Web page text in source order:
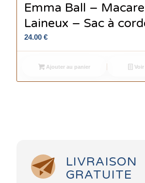
Emma Ball –
Laineux – Sac à
24.00 €
Ajouter au panier
LIVRAISON
GRATUITE